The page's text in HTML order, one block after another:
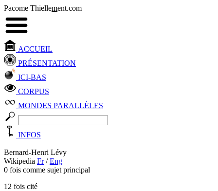
Pacome Thiellement.com
ACCUEIL
PRÉSENTATION
ICI-BAS
CORPUS
MONDES PARALLÈLES
INFOS
Bernard-Henri Lévy
Wikipedia Fr/Eng
0 fois comme sujet principal
12 fois cité